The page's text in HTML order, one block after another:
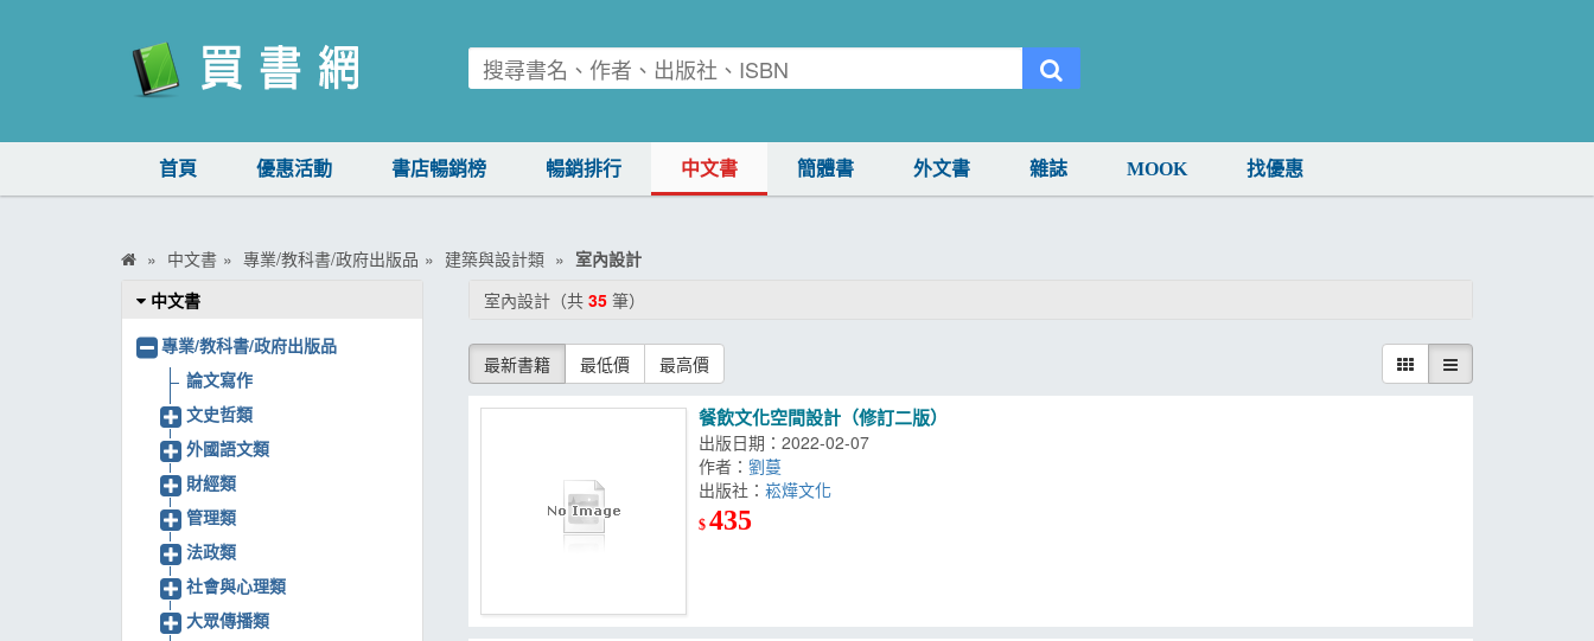
首頁 優惠活動 書店暢銷榜 暢銷排行 中文書 簡體書 外文書 雜誌 MOOK 找優惠
中文書 專業/教科書/政府出版品 建築與設計類
室內設計
室內設計（共 35筆）
最新書籍 最低價 最高價
餐飲文化空間設計（修訂二版）
出版日期：2022-02-07
作者：劉蔓
出版社：
$435
中文書
專業/教科書/政府出版品
論文寫作
文史哲類
外國語文類
財經類
管理類
法政類
社會與心理類
大眾傳播類